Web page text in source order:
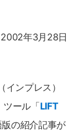
2002年3月28日
ンプレス）
ツール「LIFT
の紹介記事が